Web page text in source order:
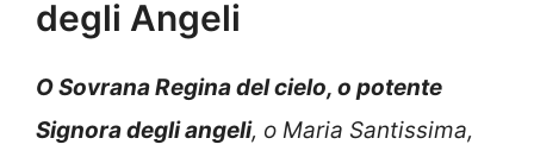
degli Angeli
O Sovrana Regina del cielo, o potente
Signora degli angeli, o Maria Santissima,